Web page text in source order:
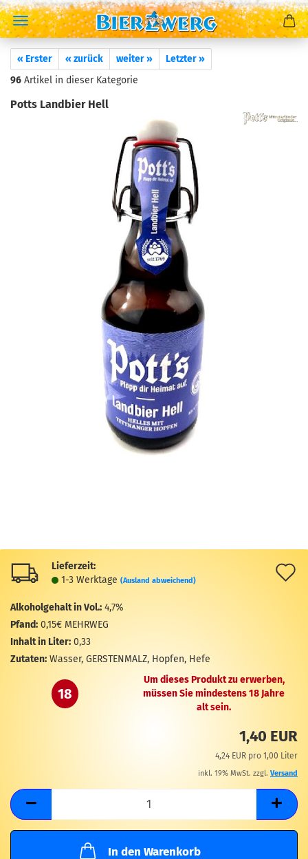
« Erster « zurück weiter »
Letzter »
96 Artikel in dieser Kategorie
Potts Landbier Hell
Lieferzeit:
1-3 Werktage (Ausland abweichend)
Alkoholgehalt in Vol.: 4,7%
Pfand: 0,15€ MEHRWEG
Inhalt in Liter: 0,33
Zutaten: Wasser, GERSTENMALZ, Hopfen, Hefe
18
Um dieses Produkt zu erwerben,
müssen Sie mindestens 18 Jahre
alt sein.
1,40 EUR
4,24 EUR pro 1,00 Liter
inkl. 19% MwSt. zzgl. Versand
In den Warenkorb